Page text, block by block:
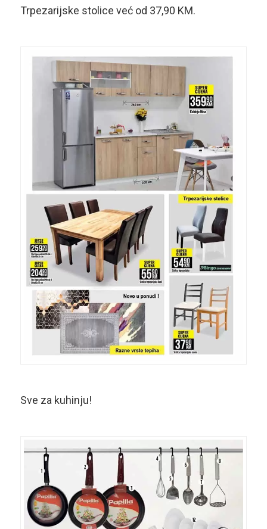
Trpezarijske stolice već od 37,90 KM.
Sve za kuhinju!